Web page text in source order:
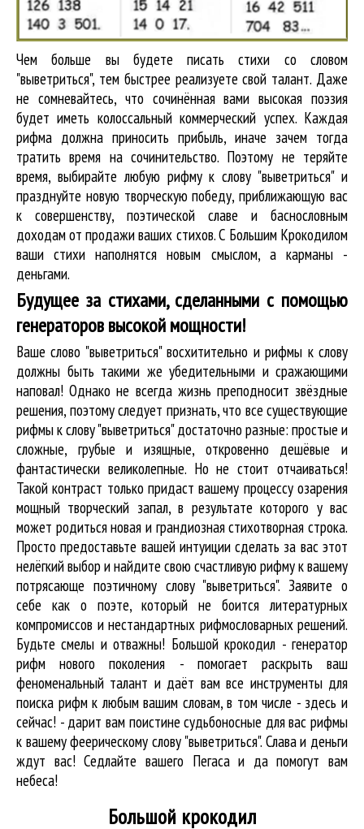
Чем больше вы будете писать стихи со словом
"выветриться", тем быстрее реализуете свой талант. Даже
не сомневайтесь, что сочинённая вами высокая поэзия
будет иметь колоссальный коммерческий успех. Каждая
рифма должна приносить прибыль, иначе зачем тогда
тратить время на сочинительство. Поэтому не теряйте
время, выбирайте любую рифму к слову "выветриться" и
празднуйте новую творческую победу, приближающую вас
к совершенству, поэтической славе и баснословным
доходам от продажи ваших стихов. С Большим Крокодилом
ваши стихи наполнятся новым смыслом, а карманы -
деньгами.
Будущее за стихами, сделанными с помощью
генераторов высокой мощности!
Ваше слово "выветриться" восхитительно и рифмы к слову
должны быть такими же убедительными и сражающими
наповал! Однако не всегда жизнь преподносит звёздные
решения, поэтому следует признать, что все существующие
рифмы к слову "выветриться" достаточно разные: простые и
сложные, грубые и изящные, откровенно дешёвые и
фантастически великолепные. Но не стоит отчаиваться!
Такой контраст только придаст вашему процессу озарения
мощный творческий запал, в результате которого у вас
может родиться новая и грандиозная стихотворная строка.
Просто предоставьте вашей интуиции сделать за вас этот
нелёгкий выбор и найдите свою счастливую рифму к вашему
потрясающе поэтичному слову "выветриться". Заявите о
себе как о поэте, который не боится литературных
компромиссов и нестандартных рифмословарных решений.
Будьте смелы и отважны! Большой крокодил - генератор
рифм нового поколения - помогает раскрыть ваш
феноменальный талант и даёт вам все инструменты для
поиска рифмк любым вашим словам, в том числе - здесь и
сейчас! - дарит вам поистине судьбоносные для вас рифмы
к вашему феерическому слову "выветриться". Слава и деньги
ждут вас! Седлайте вашего Пегаса и да помогут вам
небеса!
Большой крокодил